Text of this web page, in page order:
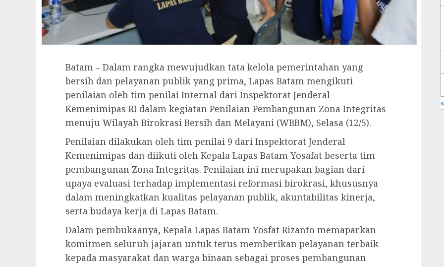
Batam – Dalam rangka mewujudkan tata kelola pemerintahan yang
bersih dan pelayanan publik yang prima, Lapas Batam mengikuti
penilaian oleh tim penilai Internal dari Inspektorat Jenderal
Kemenimipas RI dalam kegiatan Penilaian Pembangunan Zona Integritas
menuju Wilayah Birokrasi Bersih dan Melayani (WBBM), Selasa (12/5).
Penilaian dilakukan oleh tim penilai 9 dari Inspektorat Jenderal
Kemenimipas dan diikuti oleh Kepala Lapas Batam Yosafat beserta tim
pembangunan Zona Integritas. Penilaian ini merupakan bagian dari
upaya evaluasi terhadap implementasi reformasi birokrasi, khususnya
dalam meningkatkan kualitas pelayanan publik, akuntabilitas kinerja,
serta budaya kerja di Lapas Batam.
Dalam pembukaanya, Kepala Lapas Batam Yosfat Rizanto memaparkan
komitmen seluruh jajaran untuk terus memberikan pelayanan terbaik
kepada masyarakat dan warga binaan sebagai proses pembangunan